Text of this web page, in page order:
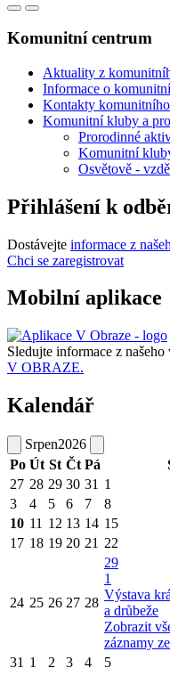
Komunitní centrum
Aktuality z
Informace o
Kontakty komunitního
Komunitní kluby a
Prorodinné
Komunitní
Osvětově -
Přihlášení k
Dostávejte informace z
Chci se zaregistrovat
Mobilní aplikace
Sledujte informace z našeho
V OBRAZE.
Kalendář
Srpen2026
Po Út St Čt Pá
27 28 29 30 31 1
3
4 5 6 7 8
10 11 12 13 14 15
17 18 19 20 21 22
24 25 26 27 28
29
1
Výstava
a drůbeže
Zobrazit
záznamy
31 1 2 3 4 5